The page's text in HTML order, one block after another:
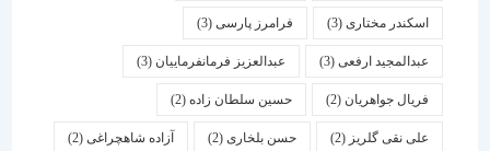
اسكندر مختاری (3) فرامرز پارسی(3)
عبدالمجید ارفعی(3) عبدالعزیز فرمانفرماییان(3)
فریال جواهریان(2) حسین سلطان زاده(2)
علی نقی گلریز(2) حسن بلخاری(2) آزاده شاهچراغی(2)